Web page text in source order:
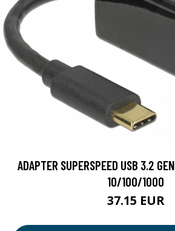
ADAPTER SUPERSPEED USB 3.2
10/100/1000
37.15 EUR